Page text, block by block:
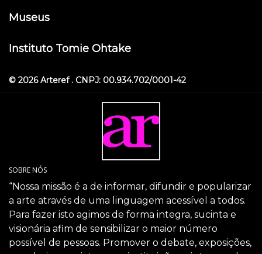
Museus
Instituto Tomie Ohtake
© 2026 Arteref . CNPJ: 00.934.702/0001-42
SOBRE NÓS
“Nossa missão é a de informar, difundir e popularizar
a arte através de uma linguagem acessível a todos.
Para fazer isto agimos de forma integra, sucinta e
visionária afim de sensibilizar o maior número
possível de pessoas. Promover o debate, exposições,